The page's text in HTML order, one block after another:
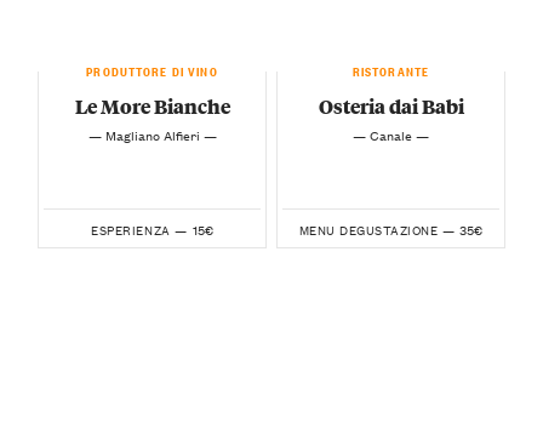
PRODUTTORE DI VINO
Le More Bianche
— Magliano Alfieri —
ESPERIENZA — 15€
RISTORANTE
Osteria dai Babi
— Canale —
MENU DEGUSTAZIONE — 35€